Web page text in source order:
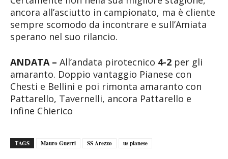
ancora all’asciutto in campionato, ma è cliente
sempre scomodo da incontrare e sull’Amiata
sperano nel suo rilancio.
ANDATA – All’andata pirotecnico 4-2 per gli
amaranto. Doppio vantaggio Pianese con
Chesti e Bellini e poi rimonta amaranto con
Pattarello, Tavernelli, ancora Pattarello e
infine Chierico
TAGS Mauro Guerri SS Arezzo us pianese